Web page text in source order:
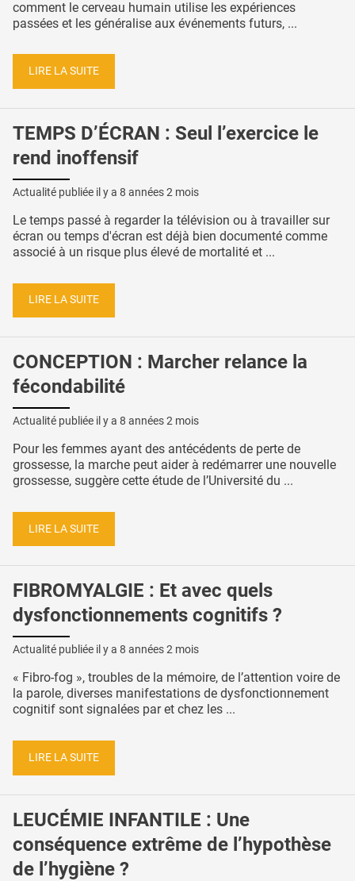
comment le cerveau humain utilise les expériences
passées et les généralise aux événements futurs, ...
LIRE LA SUITE
TEMPS D’ÉCRAN : Seul l’exercice le
rend inoffensif
Actualité publiée il y a 8 années 2 mois
Le temps passé à regarder la télévision ou à travailler sur
écran ou temps d'écran est déjà bien documenté comme
associé à un risque plus élevé de mortalité et ...
LIRE LA SUITE
CONCEPTION : Marcher relance la
fécondabilité
Actualité publiée il y a 8 années 2 mois
Pour les femmes ayant des antécédents de perte de
grossesse, la marche peut aider à redémarrer une nouvelle
grossesse, suggère cette étude de l’Université du ...
LIRE LA SUITE
FIBROMYALGIE : Et avec quels
dysfonctionnements cognitifs ?
Actualité publiée il y a 8 années 2 mois
« Fibro-fog », troubles de la mémoire, de l’attention voire de
la parole, diverses manifestations de dysfonctionnement
cognitif sont signalées par et chez les ...
LIRE LA SUITE
LEUCÉMIE INFANTILE : Une
conséquence extrême de l’hypothèse
de l’hygiène ?